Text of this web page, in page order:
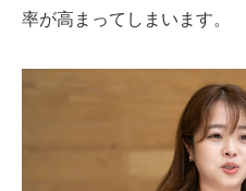
率が高まってしまいます。